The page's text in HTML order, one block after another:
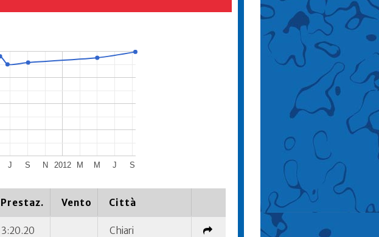
2012
J S N M M J S
Prestaz. Vento Città
3:20.20 Chiari